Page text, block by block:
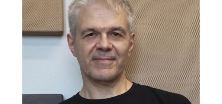
Το ξενοδοχείο των συναισθημάτων
Χάρης Πολίτης
Καθρέφτης